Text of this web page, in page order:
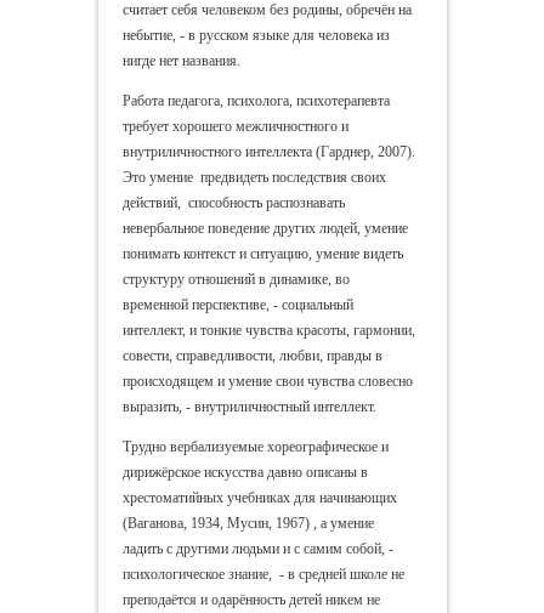
считает себя человеком без родины, обречён на
небытие, - в русском языке для человека из
нигде нет названия.
Работа педагога, психолога, психотерапевта
требует хорошего межличностного и
внутриличностного интеллекта (Гарднер, 2007).
Это умение предвидеть последствия своих
действий, способность распознавать
невербальное поведение других людей, умение
понимать контекст и ситуацию, умение видеть
структуру отношений в динамике, во
временной перспективе, - социальный
интеллект, и тонкие чувства красоты, гармонии,
совести, справедливости, любви, правды в
происходящем и умение свои чувства словесно
выразить, - внутриличностный интеллект.
Трудно вербализуемые хореографическое и
дирижёрское искусства давно описаны в
хрестоматийных учебниках для начинающих
(Ваганова, 1934, Мусин, 1967) , а умение
ладить с другими людьми и с самим собой, -
психологическое знание, - в средней школе не
преподаётся и одарённость детей никем не